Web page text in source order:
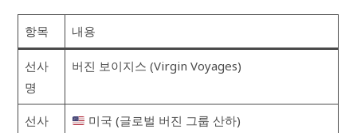
항목 내용
선사
명
버진 보이지스 (Virgin Voyages)
선사
미국 (글로벌 버진 그룹 산하)